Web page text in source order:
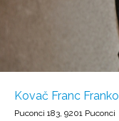
Kovač Franc Franko
Puconci 183, 9201 Puconci